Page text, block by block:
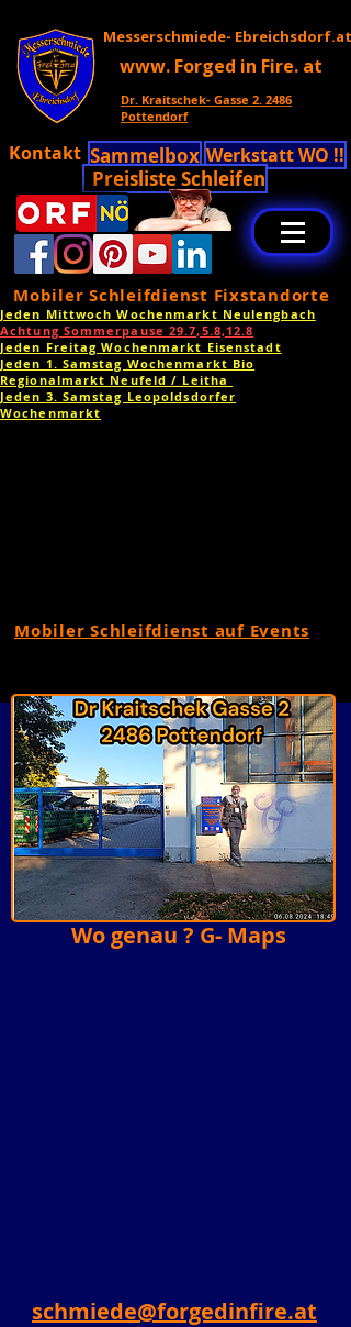
Messerschmiede- Ebreichsdorf.at
www. Forged in Fire. at
Dr. Kraitschek- Gasse 2. 2486
Pottendorf
Kontakt Sammelbox Werkstatt WO !!
Preisliste Schleifen
Mobiler Schleifdienst Fixstandorte
Jeden Mittwoch Wochenmarkt Neulengbach
Achtung Sommerpause 29.7,5.8,12.8
Jeden Freitag Wochenmarkt Eisenstadt
Jeden 1. Samstag Wochenmarkt Bio
Regionalmarkt Neufeld / Leitha
Jeden 3. Samstag Leopoldsdorfer
Wochenmarkt
Mobiler Schleifdienst auf Events
Wo genau ? G- Maps
schmiede@forgedinfire.at